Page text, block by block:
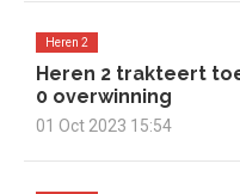
Heren 2
Heren 2 trakteert
0 overwinning
01 Oct 2023 15:54